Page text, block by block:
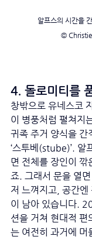
알프스의 시간을
©
4. 돌로미티를
창밖으로 유네스코
이 병풍처럼 펼쳐지
귀족 주거 양식을 간
‘스투베(stube)’. 알
면 전체를 장인이 깎
죠. 그래서 문을 열
저 느껴지고, 공간엔
이 남아 있습니다.
션을 거쳐 현대적 편
는 여전히 과거에 머